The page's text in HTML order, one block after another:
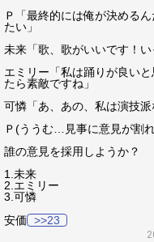
Ｐ「最終的には俺が決める
たい」
未来「歌、歌がいいです！い
エミリー「私は踊りが良い
たら素敵ですね」
可憐「あ、あの、私は演技
Ｐ(ううむ…見事に意見が割
誰の意見を採用しようか？
1.未来
2.エミリー
3.可憐
安価
>>23